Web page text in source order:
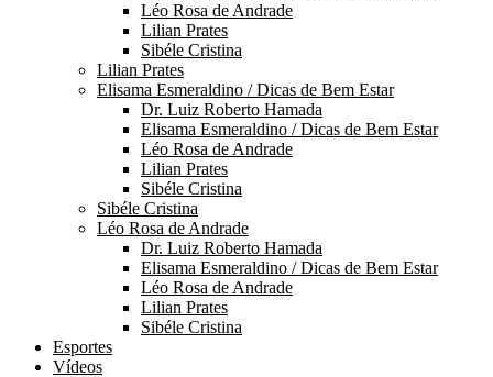
Léo Rosa de Andrade
Lilian Prates
Sibéle Cristina
Lilian Prates
Elisama Esmeraldino / Dicas de Bem Estar
Dr. Luiz Roberto Hamada
Elisama Esmeraldino / Dicas de Bem Estar
Léo Rosa de Andrade
Lilian Prates
Sibéle Cristina
Sibéle Cristina
Léo Rosa de Andrade
Dr. Luiz Roberto Hamada
Elisama Esmeraldino / Dicas de Bem Estar
Léo Rosa de Andrade
Lilian Prates
Sibéle Cristina
Esportes
Vídeos